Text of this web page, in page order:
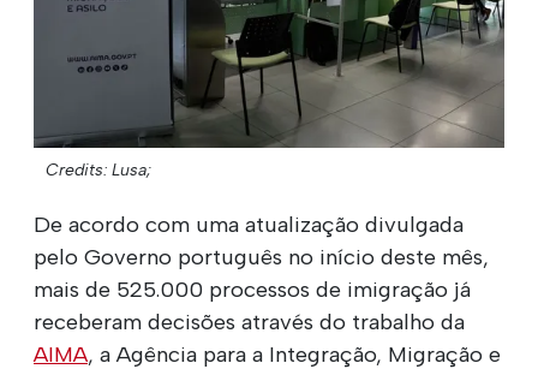
Credits: Lusa;
De acordo com uma atualização divulgada
pelo Governo português no início deste mês,
mais de 525.000 processos de imigração já
receberam decisões através do trabalho da
AIMA, a Agência para a Integração, Migração e